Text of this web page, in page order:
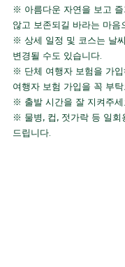
※ 아름다운 자연을 보고 즐
않고 보존되길 바라는 마음
※ 상세 일정 및 코스는 날
변경될 수도 있습니다.
※ 단체 여행자 보험을 가입
여행자 보험 가입을 꼭 부
※ 출발 시간을 잘 지켜주세
※ 물병, 컵, 젓가락 등 일회
드립니다.